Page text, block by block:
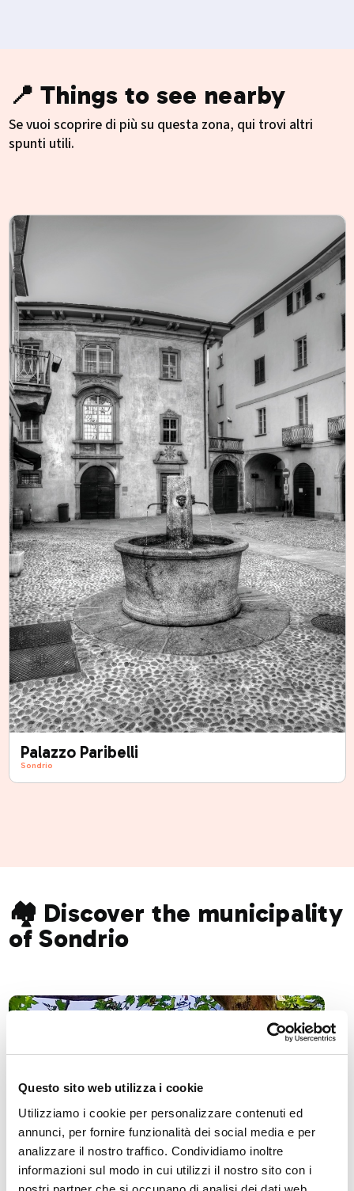
Questo sito web utilizza i cookie
Utilizziamo i cookie per personalizzare contenuti ed
annunci, per fornire funzionalità dei social media e per
analizzare il nostro traffico. Condividiamo inoltre
informazioni sul modo in cui utilizzi il nostro sito con i
📍 Things to see nearby
Se vuoi scoprire di più su questa zona, qui trovi altri
spunti utili.
Palazzo Paribelli
Sondrio
🏘️ Discover the municipality
of Sondrio